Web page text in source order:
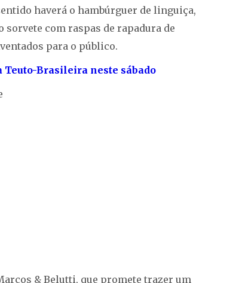
haverá o hambúrguer de linguiça,
com raspas de rapadura de
para o público.
Brasileira neste sábado
& Belutti, que promete trazer um